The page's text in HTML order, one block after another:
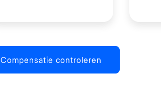
Compensatie controleren